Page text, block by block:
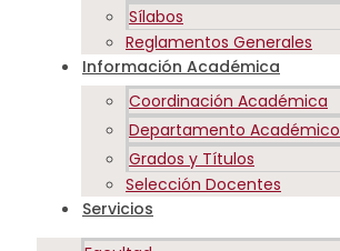
Sílabos
Reglamentos Generales
Información Académica
Coordinación Académica
Departamento Académico
Grados y Títulos
Selección Docentes
Servicios